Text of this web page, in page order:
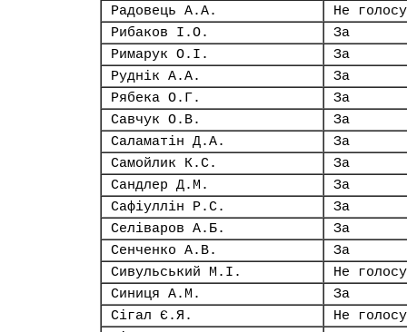
Радовець А.А.
Не
Рибаков І.О.
За
Римарук О.І.
За
Руднік А.А.
За
Рябека О.Г.
За
Савчук О.В.
За
Саламатін Д.А.
За
Самойлик К.С.
За
Сандлер Д.М.
За
Сафіуллін Р.С.
За
Селіваров А.Б.
За
Сенченко А.В.
За
Сивульський М.І.
Не
Синиця А.М.
За
Сігал Є.Я.
Не